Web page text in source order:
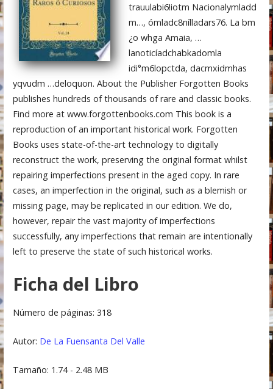
trauulabi6!iotm Nacionalymladd
m…, ómladc8nílladars76. La bm
¿o whga Amaia, …
lanoticíadchabkadomla
idi°m6lopctda, dacmxidmhas
yqvudm …deloquon. About the Publisher Forgotten Books
publishes hundreds of thousands of rare and classic books.
Find more at www.forgottenbooks.com This book is a
reproduction of an important historical work. Forgotten
Books uses state-of-the-art technology to digitally
reconstruct the work, preserving the original format whilst
repairing imperfections present in the aged copy. In rare
cases, an imperfection in the original, such as a blemish or
missing page, may be replicated in our edition. We do,
however, repair the vast majority of imperfections
successfully, any imperfections that remain are intentionally
left to preserve the state of such historical works.
Ficha del Libro
Número de páginas: 318
Autor: De La Fuensanta Del Valle
Tamaño: 1.74 - 2.48 MB